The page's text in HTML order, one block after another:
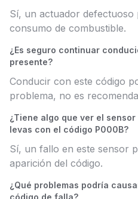
Sí, un actuador defectuoso
consumo de combustible.
¿Es seguro continuar
presente?
Conducir con este código
problema, no es
¿Tiene algo que ver el
levas con el código P000B?
Sí, un fallo en este sensor
aparición del código.
¿Qué problemas podría
código de falla?